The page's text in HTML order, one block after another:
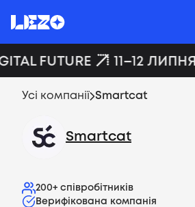
FUTURE 11–12 ЛИПНЯ
Усі компанії Smartcat
Smartcat
200+ співробітників
Верифікована компанія